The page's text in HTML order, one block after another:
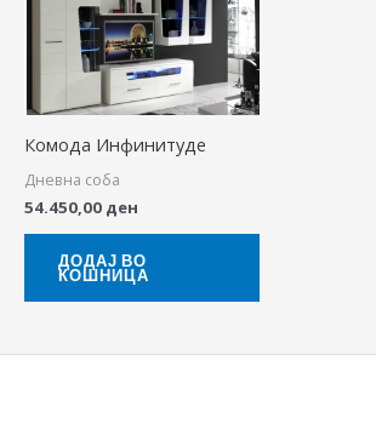
Комода Инфинитуде
Дневна соба
54.450,00 ден
ДОДАЈ ВО
КОШНИЦА